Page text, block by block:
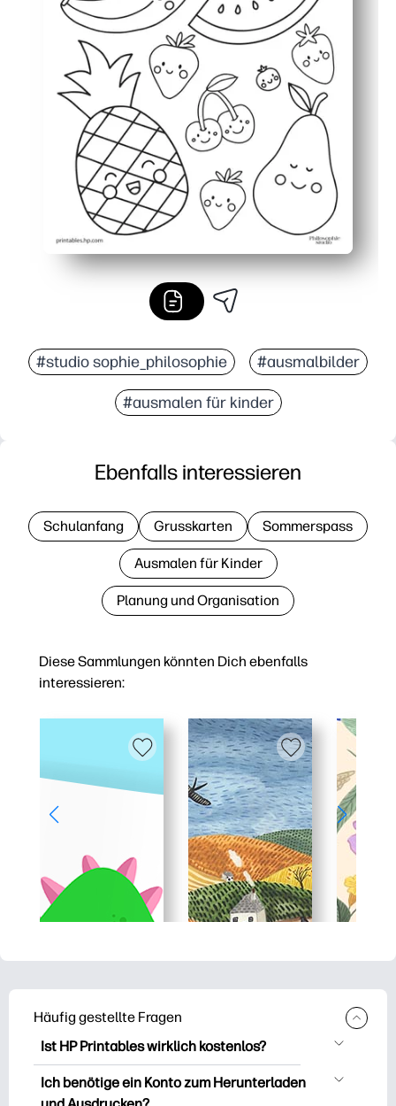
#studio sophie_philosophie #ausmalbilder
#ausmalen für kinder
Diese Sammlungen könnten Dich ebenfalls
interessieren:
Ebenfalls interessieren
Schulanfang Grusskarten Sommerspass
Ausmalen für Kinder
Planung und Organisation
Häufig gestellte Fragen
Ist HP Printables wirklich kostenlos?
HP Printables bietet über 2.500
kostenlose Vorlagen zum Herunterladen
Ich benötige ein Konto zum Herunterladen